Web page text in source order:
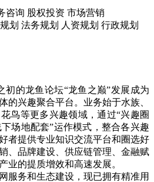
咨询 股权投资 市场营销
划 法务规划 人资规划 行政规划
初的龙鱼论坛“龙鱼之巅”发展成为
的兴趣聚合平台。业务始于水族、
鸟等更多兴趣领域，通过“兴趣圈
场地配套”运作模式，整合各兴趣
者提供专业知识交流平台和圈选好
、品牌建设、供应链管理、金融赋
业的提质增效和高速发展。
服务和生态建设，现已拥有精准用